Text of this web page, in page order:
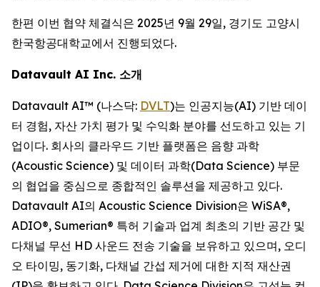
한편 이번 협약 체결식은 2025년 9월 29일, 경기도 고양시
한국항공대학교에서 진행되었다.
Datavault AI Inc. 소개
Datavault AI™ (나스닥: DVLT)는 인공지능(AI) 기반 데이
터 경험, 자산 가치 평가 및 수익화 분야를 선도하고 있는 기
업이다. 회사의 클라우드 기반 플랫폼은 음향 과학
(Acoustic Science) 및 데이터 과학(Data Science) 부문
의 협업을 중심으로 종합적인 솔루션을 제공하고 있다.
Datavault AI의 Acoustic Science Division은 WiSA®,
ADIO®, Sumerian® 특허 기술과 업계 최초의 기반 공간 및
다채널 무선 HD 사운드 전송 기술을 보유하고 있으며, 오디
오 타이밍, 동기화, 다채널 간섭 제거에 대한 지적 재산권